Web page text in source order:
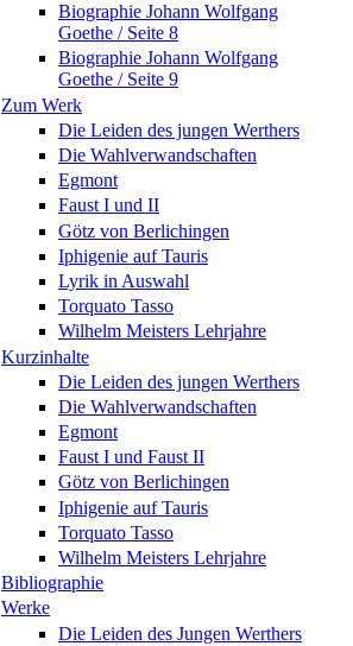
Biographie Johann Wolfgang
Goethe / Seite 8
Biographie Johann Wolfgang
Goethe / Seite 9
Zum Werk
Die Leiden des jungen Werthers
Die Wahlverwandschaften
Egmont
Faust I und II
Götz von Berlichingen
Iphigenie auf Tauris
Lyrik in Auswahl
Torquato Tasso
Wilhelm Meisters Lehrjahre
Kurzinhalte
Die Leiden des jungen Werthers
Die Wahlverwandschaften
Egmont
Faust I und Faust II
Götz von Berlichingen
Iphigenie auf Tauris
Torquato Tasso
Wilhelm Meisters Lehrjahre
Bibliographie
Werke
Die Leiden des Jungen Werthers